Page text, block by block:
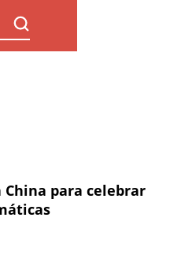
para celebrar